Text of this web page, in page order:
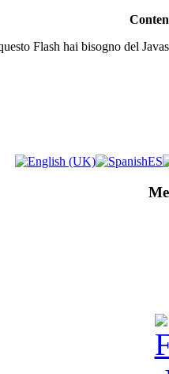
Flash hai bisogno del